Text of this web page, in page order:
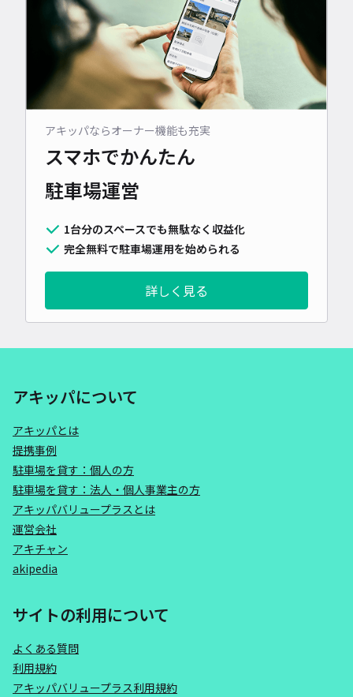
アキッパならオーナー機能も充実
スマホでかんたん
駐車場運営
1台分のスペースでも無駄なく収益化
完全無料で駐車場運用を始められる
詳しく見る
アキッパについて
アキッパとは
提携事例
駐車場を貸す：個人の方
駐車場を貸す：法人・個人事業主の方
アキッパバリュープラスとは
運営会社
アキチャン
akipedia
サイトの利用について
よくある質問
利用規約
アキッパバリュープラス利用規約